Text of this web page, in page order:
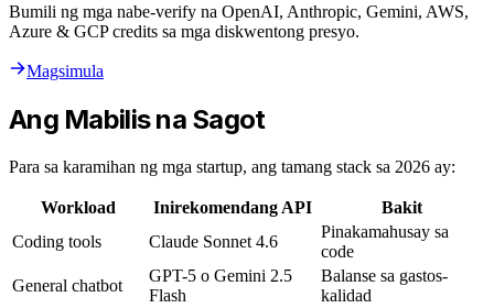
Bumili ng mga nabe-verify na OpenAI, Anthropic, Gemini, AWS,
Azure & GCP credits sa mga diskwentong presyo.
Magsimula
Ang Mabilis na Sagot
Para sa karamihan ng mga startup, ang tamang stack sa 2026 ay:
Workload Inirekomendang API
Bakit
Coding tools
Claude Sonnet 4.6
Pinakamahusay sa
code
General chatbot
GPT-5 o Gemini 2.5
Flash
Balanse sa gastos-
kalidad